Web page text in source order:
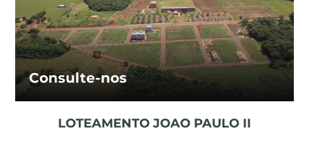
Consulte-nos
LOTEAMENTO JOAO PAULO II